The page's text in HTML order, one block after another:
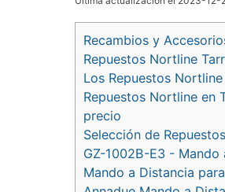
Recambios y
Repuestos Nortline
Los Repuestos
Repuestos Nortline en
precio
Selección de
GZ-1002B-E3 - Mando
Mando a Distancia